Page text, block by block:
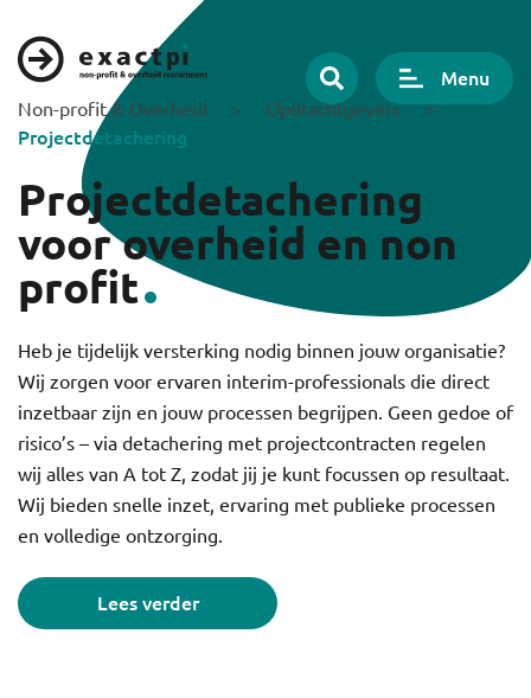
Menu
Non-profit & Overheid > Opdrachtgevers >
Projectdetachering
Projectdetachering
voor overheid en non
profit
Heb je tijdelijk versterking nodig binnen jouw organisatie?
Wij zorgen voor ervaren interim-professionals die direct
inzetbaar zijn en jouw processen begrijpen. Geen gedoe of
risico’s – via detachering met projectcontracten regelen
wij alles van A tot Z, zodat jij je kunt focussen op resultaat.
Wij bieden snelle inzet, ervaring met publieke processen
en volledige ontzorging.
Lees verder